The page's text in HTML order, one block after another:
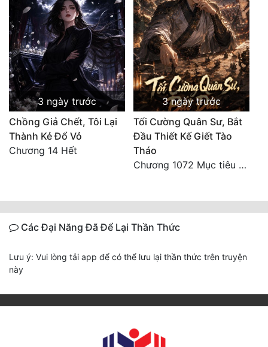
3 ngày trước
Chồng Giả Chết, Tôi Lại
Thành Kẻ Đổ Vỏ
Chương 14 Hết
3 ngày trước
Tối Cường Quân Sư, Bắt
Đầu Thiết Kế Giết Tào
Tháo
Chương 1072 Mục tiêu của chúng ta là biển sao trời (2/2)
Các Đại Năng Đã Để Lại Thần Thức
Lưu ý: Vui lòng tải app để có thể lưu lại thần thức trên truyện
này